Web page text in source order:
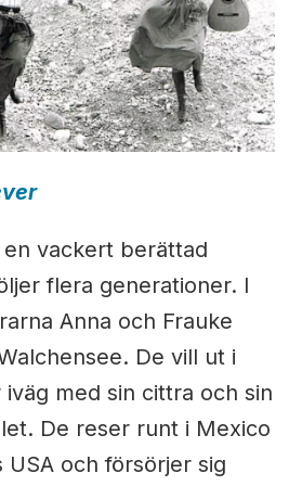
vackert berättad
flera generationer. I
Anna och Frauke
De vill ut i
med sin cittra och sin
De reser runt i Mexico
och försörjer sig